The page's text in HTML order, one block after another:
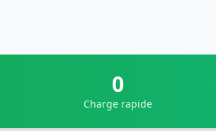
0
Charge rapide